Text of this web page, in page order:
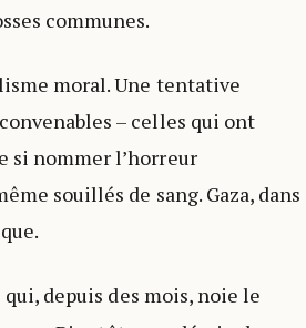
communes.
moral. Une tentative
– celles qui ont
si nommer l’horreur
souillés de sang. Gaza, dans
depuis des mois, noie le